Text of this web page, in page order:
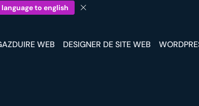
to english
WEB DESIGNER DE SITE WEB